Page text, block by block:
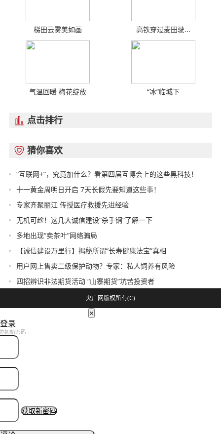
梯田云雾美如画 高铁穿过麦田驶...
气温回暖 梅花绽放 “冰”临城下
 点击排行
 猜你喜欢
“互联网+”，究竟加什么？看第四届互博会上的这些黑科技！
十一黄金周明日开启 7天长假先要知道这些事！
专家齐聚丽江 传授医疗救援先进经验
无机可趁！这几大诚信建设“杀手锏”了解一下
多地出现“卖茶叶”网络骗局
【诚信建设万里行】揭秘所谓“长寿健康法宝”真相
用户网上售卖二级保护动物？专家：私人饲养有风险
四招辨识非法期货活动 “山寨期货”坑苦投资者
央广网版权所有(C)
×
录
初始密码
获取新密码